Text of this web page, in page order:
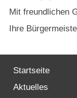
Strasburger
Mit freundlichen
Ihre
Startseite
Aktuelles